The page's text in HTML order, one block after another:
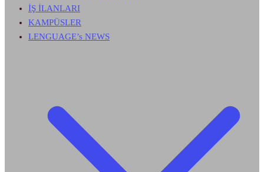
İŞ İLANLARI
KAMPÜSLER
LENGUAGE’s NEWS